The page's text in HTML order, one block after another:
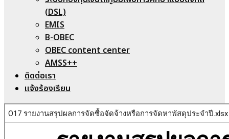
(DSL)
EMIS
B-OBEC
OBEC content center
AMSS++
ติดต่อเรา
แจ้งร้องเรียน